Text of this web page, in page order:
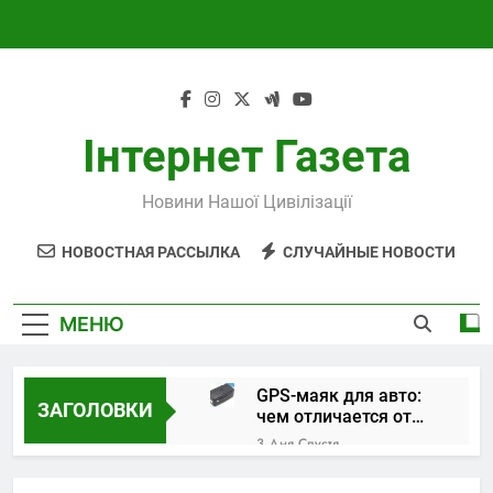
Інтернет Газета
Новини Нашої Цивілізації
НОВОСТНАЯ РАССЫЛКА СЛУЧАЙНЫЕ НОВОСТИ
МЕНЮ
ЗАГОЛОВКИ
GPS-маяк для авто:
чем отличается от
трекера и как
выбрать устройство
3 Дня Спустя